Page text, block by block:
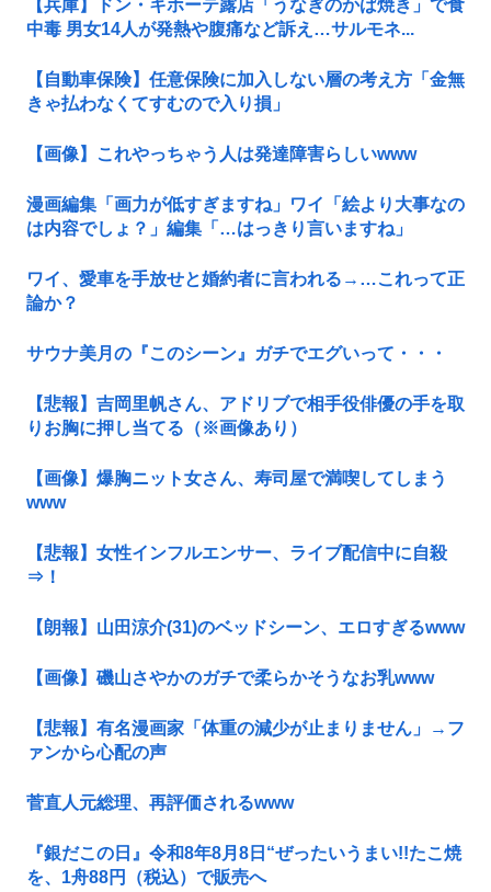
【兵庫】ドン・キホーテ露店「うなぎのかば焼き」で食
中毒 男女14人が発熱や腹痛など訴え…サルモネ...
【自動車保険】任意保険に加入しない層の考え方「金無
きゃ払わなくてすむので入り損」
【画像】これやっちゃう人は発達障害らしいwww
漫画編集「画力が低すぎますね」ワイ「絵より大事なの
は内容でしょ？」編集「…はっきり言いますね」
ワイ、愛車を手放せと婚約者に言われる→…これって正
論か？
サウナ美月の『このシーン』ガチでエグいって・・・
【悲報】吉岡里帆さん、アドリブで相手役俳優の手を取
りお胸に押し当てる（※画像あり）
【画像】爆胸ニット女さん、寿司屋で満喫してしまう
www
【悲報】女性インフルエンサー、ライブ配信中に自殺
⇒！
【朗報】山田涼介(31)のベッドシーン、エロすぎるwww
【画像】磯山さやかのガチで柔らかそうなお乳www
【悲報】有名漫画家「体重の減少が止まりません」→フ
ァンから心配の声
菅直人元総理、再評価されるwww
『銀だこの日』令和8年8月8日“ぜったいうまい!!たこ焼
を、1舟88円（税込）で販売へ